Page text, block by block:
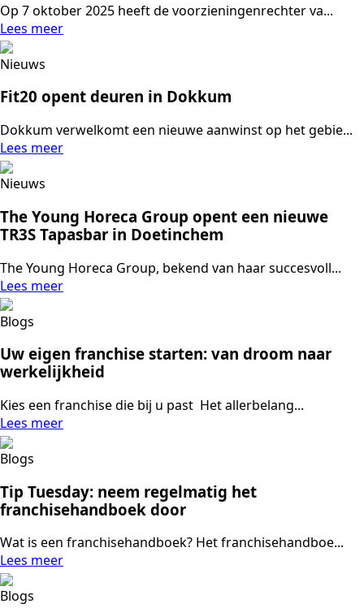
Op 7 oktober 2025 heeft de voorzieningenrechter va...
Lees meer
Nieuws
Fit20 opent deuren in Dokkum
Dokkum verwelkomt een nieuwe aanwinst op het gebie...
Lees meer
Nieuws
The Young Horeca Group opent een nieuwe
TR3S Tapasbar in Doetinchem
The Young Horeca Group, bekend van haar succesvoll...
Lees meer
Blogs
Uw eigen franchise starten: van droom naar
werkelijkheid
Kies een franchise die bij u past Het allerbelang...
Lees meer
Blogs
Tip Tuesday: neem regelmatig het
franchisehandboek door
Wat is een franchisehandboek? Het franchisehandboe...
Lees meer
Blogs